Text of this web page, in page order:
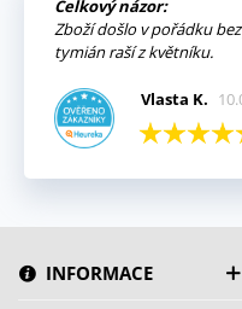
Celkový názor:
Zboží došlo v pořádku
tymián raší z květníku.
Vlasta K.
INFORMACE